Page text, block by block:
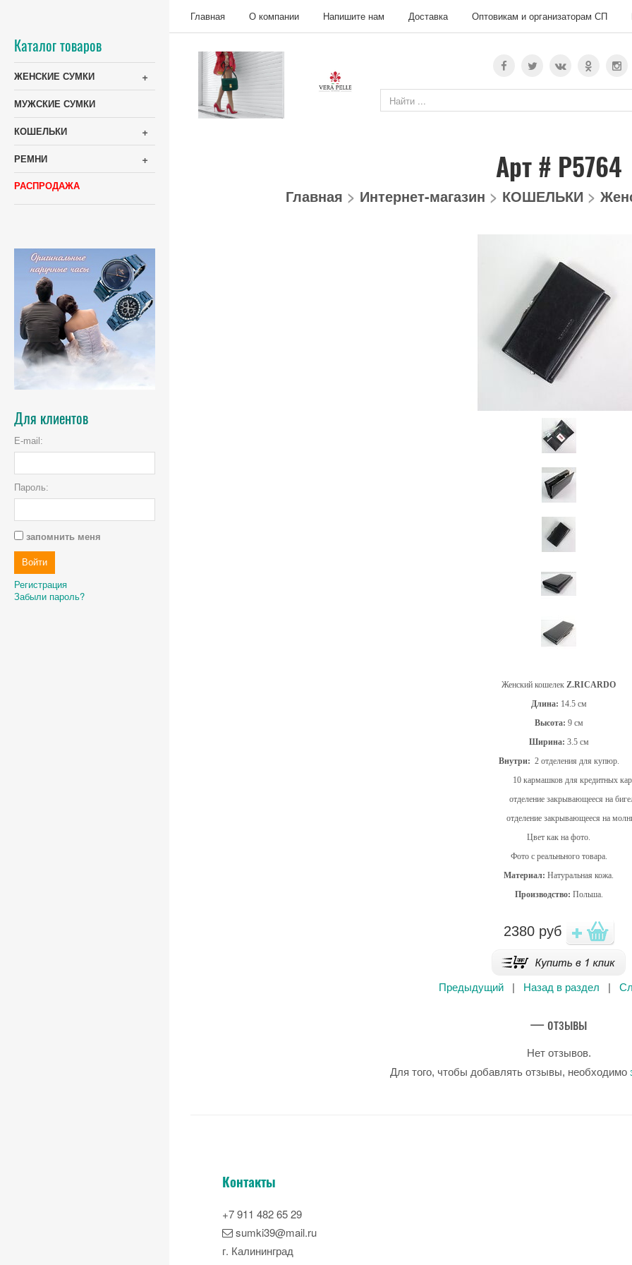
Главная О компании Напишите нам Доставка Оптовикам и организаторам СП
Каталог товаров
+
ЖЕНСКИЕ СУМКИ
МУЖСКИЕ СУМКИ
+
КОШЕЛЬКИ
+
РЕМНИ
РАСПРОДАЖА
Для клиентов
E-mail:
Пароль:
запомнить меня
Регистрация
Забыли пароль?
Арт # P5764
Главная > Интернет-магазин > КОШЕЛЬКИ >
Женский кошелек Z.RICARDO
Длина: 14.5 см
Высота: 9 см
Ширина: 3.5 см
Внутри: 2 отделения для купюр.
10 кармашков для кредитных
отделение закрывающееся на
отделение закрывающееся на
Цвет как на фото.
Фото с реальньного товара.
Материал: Натуральная кожа.
Производство: Польша.
2380руб
Предыдущий | Назад в раздел |
— отзывы
Нет отзывов.
Для того, чтобы добавлять отзывы, необходимо
Контакты
+7 911 482 65 29
sumki39@mail.ru
г. Калининград